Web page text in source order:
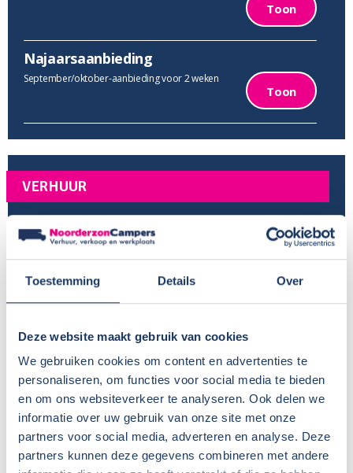
Toestemming Details Over
Deze website maakt gebruik van cookies
We gebruiken cookies om content en advertenties te
personaliseren, om functies voor social media te bieden
en om ons websiteverkeer te analyseren. Ook delen we
informatie over uw gebruik van onze site met onze
partners voor social media, adverteren en analyse. Deze
partners kunnen deze gegevens combineren met andere
Toon
Najaarsaanbieding
September/oktober-aanbieding voor 2 weken
Toon
VERHUUR
Provincie:
Type verhuur:
Voor meer informatie, zie Camper huren met hond
BTW aftrekbaar?:
Wisseldag:
Zaterdag
Standaard haaltijd:
Standaard retourtijd:
09.00 uur
Plaatsnaam:
Gorredijk
Parkeren eigen auto:
Op parkeerplaats in wijk
verhuurder